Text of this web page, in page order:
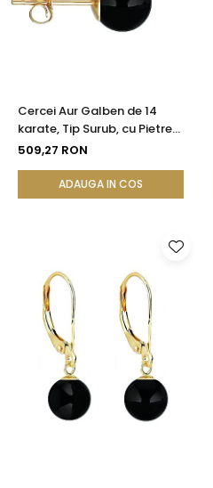
Cercei Aur Galben de 14
karate, Tip Surub, cu Pietre
Semipretioase Naturale de
509,27 RON
ADAUGA IN COS